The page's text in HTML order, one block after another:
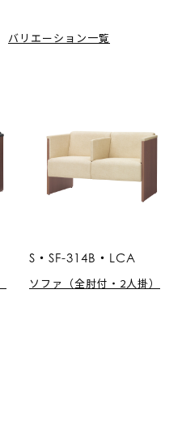
バリエーション一覧
S・SF-314B・LCA
ソファ（全肘付・2人掛）